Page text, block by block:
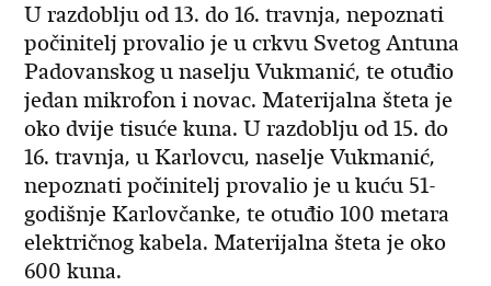
U razdoblju od 13. do 16. travnja, nepoznati
počinitelj provalio je u crkvu Svetog Antuna
Padovanskog u naselju Vukmanić, te otuđio
jedan mikrofon i novac. Materijalna šteta je
oko dvije tisuće kuna. U razdoblju od 15. do
16. travnja, u Karlovcu, naselje Vukmanić,
nepoznati počinitelj provalio je u kuću 51-
godišnje Karlovčanke, te otuđio 100 metara
električnog kabela. Materijalna šteta je oko
600 kuna.